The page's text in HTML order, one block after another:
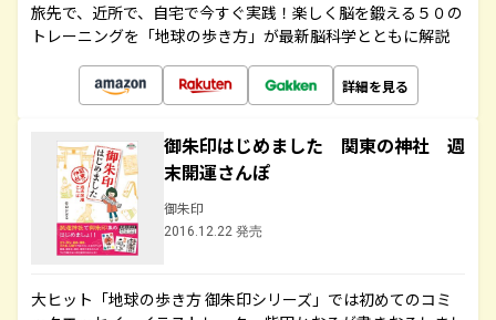
旅先で、近所で、自宅で今すぐ実践！楽しく脳を鍛える５０の
トレーニングを「地球の歩き方」が最新脳科学とともに解説
詳細を見る
御朱印はじめました 関東の神社 週
末開運さんぽ
御朱印
2016.12.22 発売
大ヒット「地球の歩き方 御朱印シリーズ」では初めてのコミ